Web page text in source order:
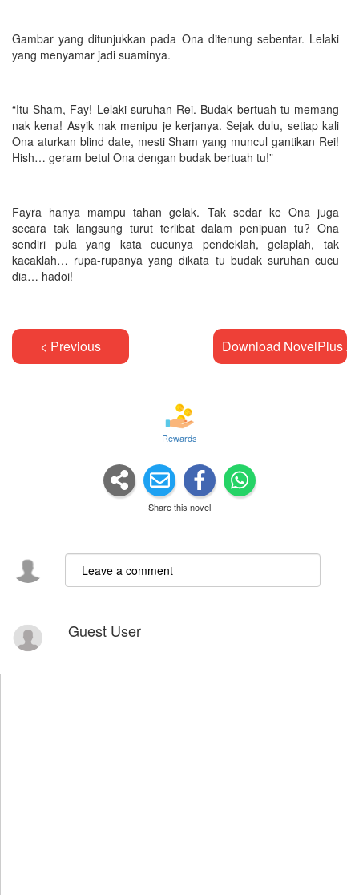
Gambar yang ditunjukkan pada Ona ditenung sebentar. Lelaki
yang menyamar jadi suaminya.
“Itu Sham, Fay! Lelaki suruhan Rei. Budak bertuah tu memang
nak kena! Asyik nak menipu je kerjanya. Sejak dulu, setiap kali
Ona aturkan blind date, mesti Sham yang muncul gantikan Rei!
Hish… geram betul Ona dengan budak bertuah tu!”
Fayra hanya mampu tahan gelak. Tak sedar ke Ona juga
secara tak langsung turut terlibat dalam penipuan tu? Ona
sendiri pula yang kata cucunya pendeklah, gelaplah, tak
kacaklah… rupa-rupanya yang dikata tu budak suruhan cucu
dia… hadoi!
< Previous Download NovelPlus
Rewards
Share this novel
Guest User